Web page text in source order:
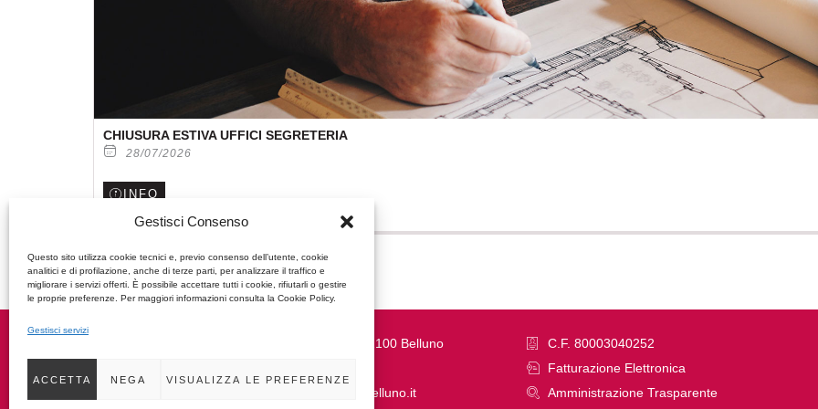
Gestisci Consenso
Questo sito utilizza cookie tecnici e, previo consenso dell’utente, cookie
analitici e di profilazione, anche di terze parti, per analizzare il traffico e
migliorare i servizi offerti. È possibile accettare tutti i cookie, rifiutarli o gestire
le proprie preferenze. Per maggiori informazioni consulta la Cookie Policy.
Gestisci servizi
ACCETTA NEGA VISUALIZZA LE PREFERENZE
CHIUSURA ESTIVA UFFICI SEGRETERIA
28/07/2026
INFO
Piazza Duomo, 37 | 32100 Belluno
segreteria@architettibelluno.it
C.F. 80003040252
Fatturazione Elettronica
Amministrazione Trasparente